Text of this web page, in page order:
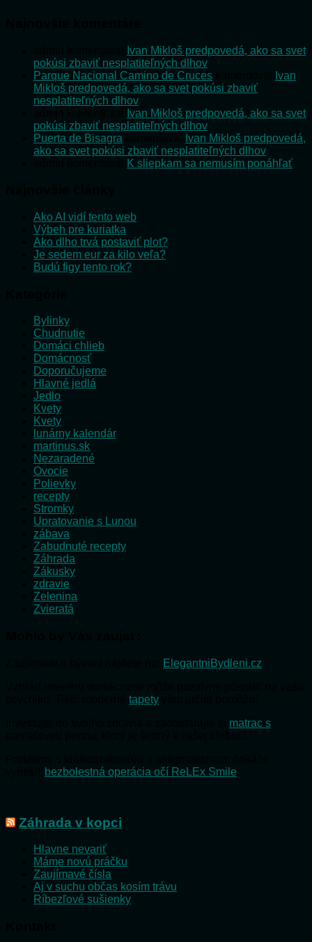
Ivan Mikloš predpovedá, ako sa svet
pokúsi zbaviť nesplatiteľných dlhov
Parque Nacional Camino de Cruces
Ivan
Mikloš predpovedá, ako sa svet pokúsi zbaviť
nesplatiteľných dlhov
Ivan Mikloš predpovedá, ako sa svet
pokúsi zbaviť nesplatiteľných dlhov
Puerta de Bisagra
Ivan Mikloš predpovedá,
ako sa svet pokúsi zbaviť nesplatiteľných dlhov
K sliepkam sa nemusím ponáhľať
Ako AI vidí tento web
Výbeh pre kuriatka
Ako dlho trvá postaviť plot?
Je sedem eur za kilo veľa?
Budú figy tento rok?
Bylinky
Chudnutie
Domáci chlieb
Domácnosť
Doporučujeme
Hlavné jedlá
Jedlo
Kvety
Kvety
lunárny kalendár
martinus.sk
Nezaradené
Ovocie
Polievky
recepty
Stromky
Upratovanie s Lunou
zábava
Zabudnuté recepty
Záhrada
Zákusky
zdravie
Zelenina
Zvieratá
ElegantniBydleni.cz
tapety
matrac s
bezbolestná operácia očí ReLEx Smile
Záhrada v kopci
Hlavne nevariť
Máme novú práčku
Zaujímavé čísla
Aj v suchu občas kosím trávu
Ríbezľové sušienky